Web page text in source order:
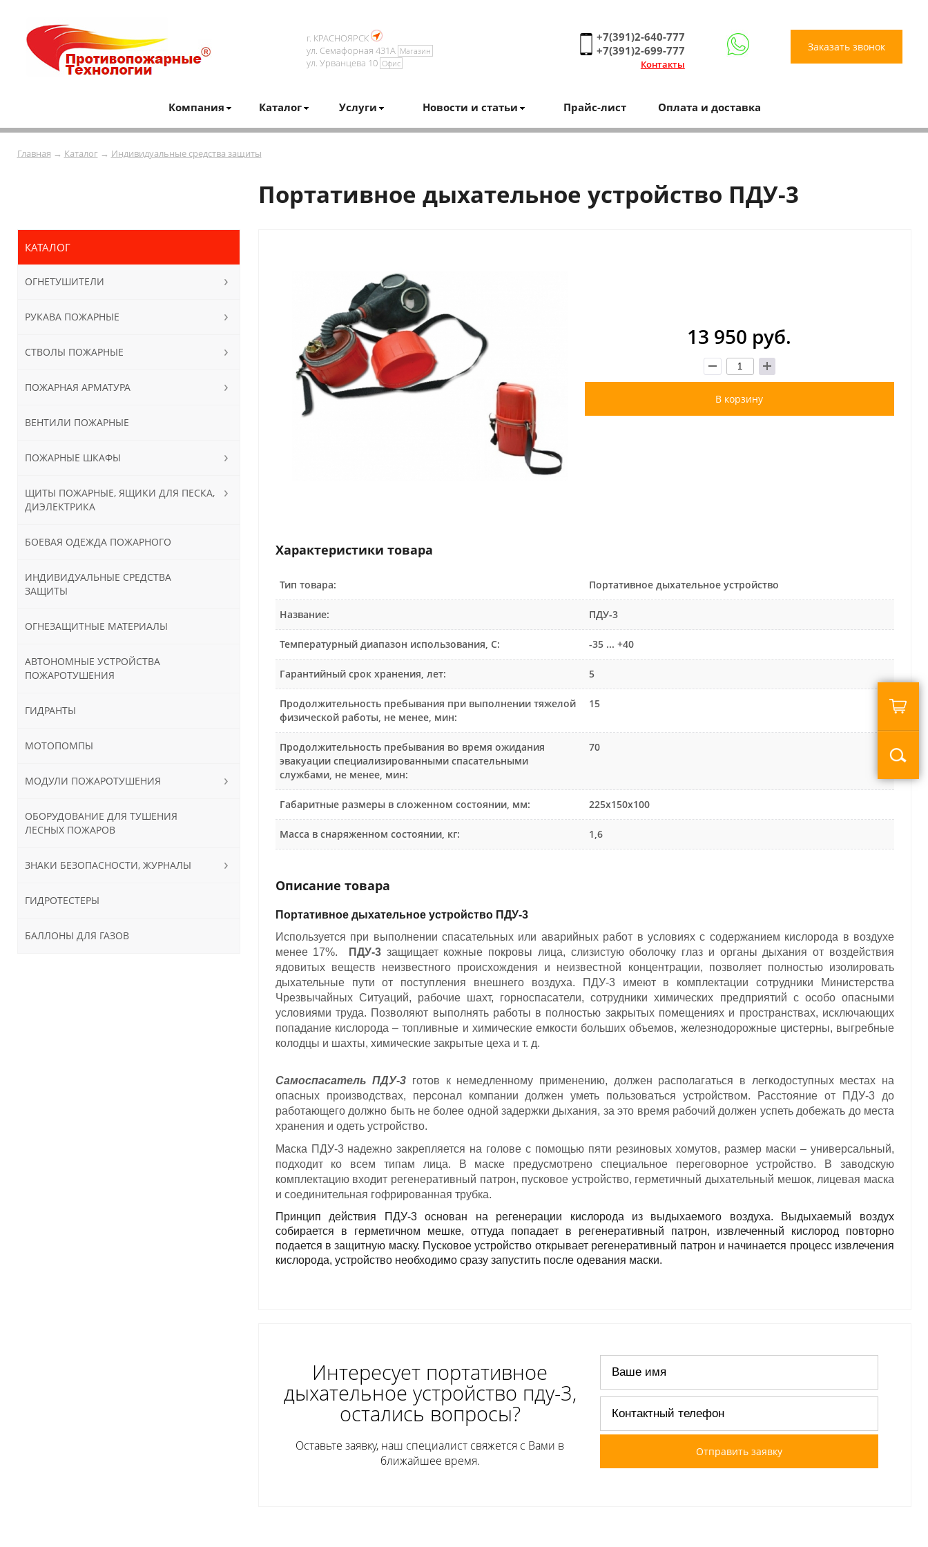
г. КРАСНОЯРСК
ул. Семафорная 431А Магазин
ул. Урванцева 10 Офис
+7(391)2-640-777
+7(391)2-699-777
Контакты
Заказать звонок
Компания Каталог Услуги Новости и статьи Прайс-лист Оплата и доставка
Главная → Каталог → Индивидуальные средства защиты
Портативное дыхательное устройство ПДУ-3
13 950 руб.
В корзину
Характеристики товара
Тип товара: Портативное дыхательное устройство
Название: ПДУ-3
Температурный диапазон использования, С: -35 ... +40
Гарантийный срок хранения, лет: 5
Продолжительность пребывания при выполнении тяжелой
физической работы, не менее, мин:
15
Продолжительность пребывания во время ожидания
эвакуации специализированными спасательными
службами, не менее, мин:
70
Габаритные размеры в сложенном состоянии, мм: 225х150х100
Масса в снаряженном состоянии, кг: 1,6
Описание товара
Портативное дыхательное устройство ПДУ-3
Используется при выполнении спасательных или аварийных работ в условиях с содержанием кислорода в воздухе
менее 17%.
ПДУ-3защищает кожные покровы лица, слизистую оболочку глаз и органы дыхания от воздействия
ядовитых веществ неизвестного происхождения и неизвестной концентрации, позволяет полностью изолировать
дыхательные пути от поступления внешнего воздуха. ПДУ-3 имеют в комплектации сотрудники Министерства
Чрезвычайных Ситуаций, рабочие шахт, горноспасатели, сотрудники химических предприятий с особо опасными
условиями труда. Позволяют выполнять работы в полностью закрытых помещениях и пространствах, исключающих
попадание кислорода – топливные и химические емкости больших объемов, железнодорожные цистерны, выгребные
колодцы и шахты, химические закрытые цеха и т. д.
Самоспасатель ПДУ-3 готов к немедленному применению, должен располагаться в легкодоступных местах на
опасных производствах, персонал компании должен уметь пользоваться устройством. Расстояние от ПДУ-3 до
работающего должно быть не более одной задержки дыхания, за это время рабочий должен успеть добежать до места
хранения и одеть устройство.
Маска ПДУ-3 надежно закрепляется на голове с помощью пяти резиновых хомутов, размер маски – универсальный,
подходит ко всем типам лица. В маске предусмотрено специальное переговорное устройство. В заводскую
комплектацию входит регенеративный патрон, пусковое устройство, герметичный дыхательный мешок, лицевая маска
и соединительная гофрированная трубка.
Принцип действия ПДУ-3 основан на регенерации кислорода из выдыхаемого воздуха. Выдыхаемый воздух
собирается в герметичном мешке, оттуда попадает в регенеративный патрон, извлеченный кислород повторно
подается в защитную маску. Пусковое устройство открывает регенеративный патрон и начинается процесс извлечения
кислорода, устройство необходимо сразу запустить после одевания маски.
Интересует портативное
дыхательное устройство пду-3,
остались вопросы?
Оставьте заявку, наш специалист свяжется с Вами в
ближайшее время.
Отправить заявку
КАТАЛОГ
ОГНЕТУШИТЕЛИ
РУКАВА ПОЖАРНЫЕ
СТВОЛЫ ПОЖАРНЫЕ
ПОЖАРНАЯ АРМАТУРА
ВЕНТИЛИ ПОЖАРНЫЕ
ПОЖАРНЫЕ ШКАФЫ
ЩИТЫ ПОЖАРНЫЕ, ЯЩИКИ ДЛЯ ПЕСКА,
ДИЭЛЕКТРИКА
БОЕВАЯ ОДЕЖДА ПОЖАРНОГО
ИНДИВИДУАЛЬНЫЕ СРЕДСТВА
ЗАЩИТЫ
ОГНЕЗАЩИТНЫЕ МАТЕРИАЛЫ
АВТОНОМНЫЕ УСТРОЙСТВА
ПОЖАРОТУШЕНИЯ
ГИДРАНТЫ
МОТОПОМПЫ
МОДУЛИ ПОЖАРОТУШЕНИЯ
ОБОРУДОВАНИЕ ДЛЯ ТУШЕНИЯ
ЛЕСНЫХ ПОЖАРОВ
ЗНАКИ БЕЗОПАСНОСТИ, ЖУРНАЛЫ
ГИДРОТЕСТЕРЫ
БАЛЛОНЫ ДЛЯ ГАЗОВ